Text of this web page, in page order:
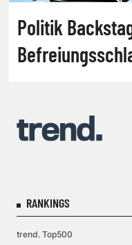
Politik
RANKINGS
trend. Top500